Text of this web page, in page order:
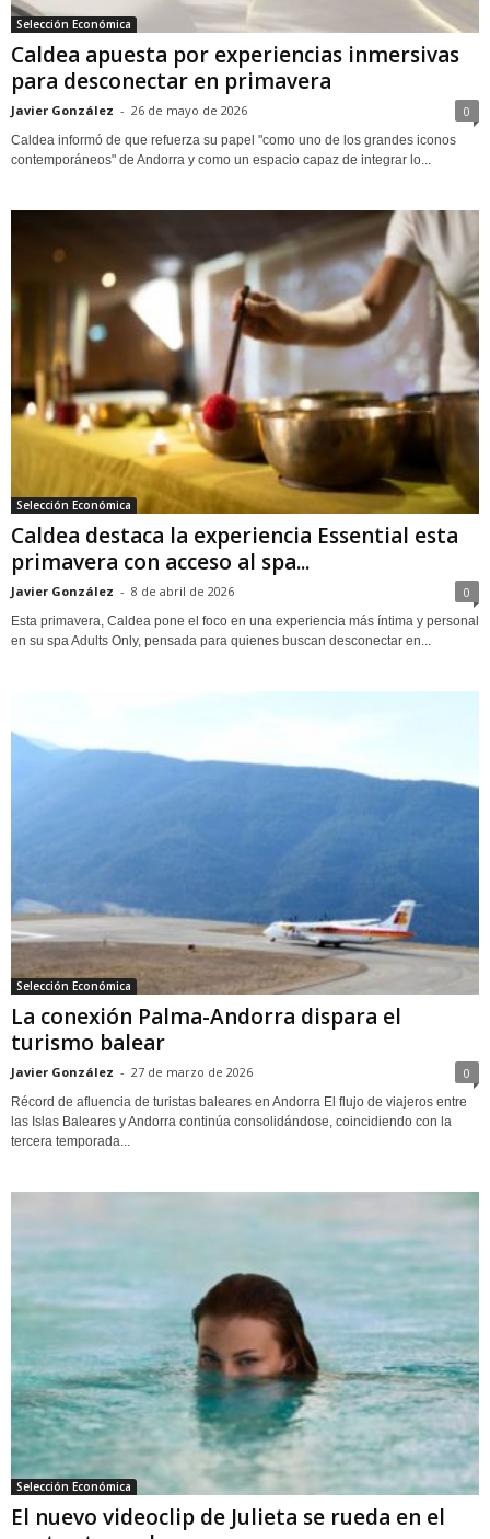
Selección Económica
Caldea apuesta por experiencias inmersivas
para desconectar en primavera
Javier González - 26 de mayo de 2026 0
Caldea informó de que refuerza su papel "como uno de los grandes iconos
contemporáneos" de Andorra y como un espacio capaz de integrar lo...
Selección Económica
Caldea destaca la experiencia Essential esta
primavera con acceso al spa...
Javier González - 8 de abril de 2026 0
Esta primavera, Caldea pone el foco en una experiencia más íntima y personal
en su spa Adults Only, pensada para quienes buscan desconectar en...
Selección Económica
La conexión Palma-Andorra dispara el
turismo balear
Javier González - 27 de marzo de 2026 0
Récord de afluencia de turistas baleares en Andorra El flujo de viajeros entre
las Islas Baleares y Andorra continúa consolidándose, coincidiendo con la
tercera temporada...
Selección Económica
El nuevo videoclip de Julieta se rueda en el